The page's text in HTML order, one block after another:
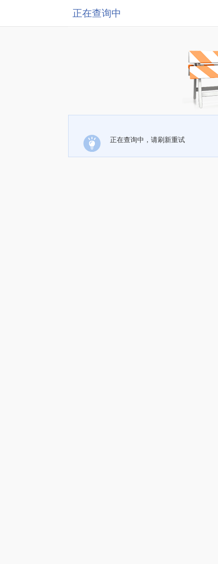
正在查询中
正在查询中，请刷新重试